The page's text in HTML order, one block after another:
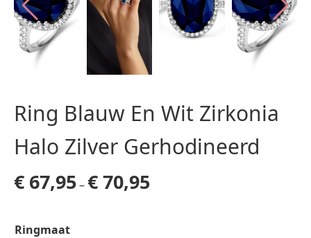
Ring Blauw En Wit Zirkonia
Halo Zilver Gerhodineerd
€ 67,95–€70,95
Ringmaat